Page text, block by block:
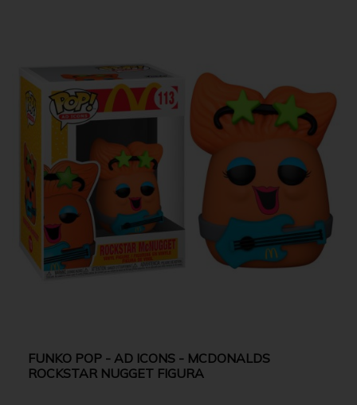
FUNKO POP - AD ICONS - MCDONALDS
ROCKSTAR NUGGET FIGURA